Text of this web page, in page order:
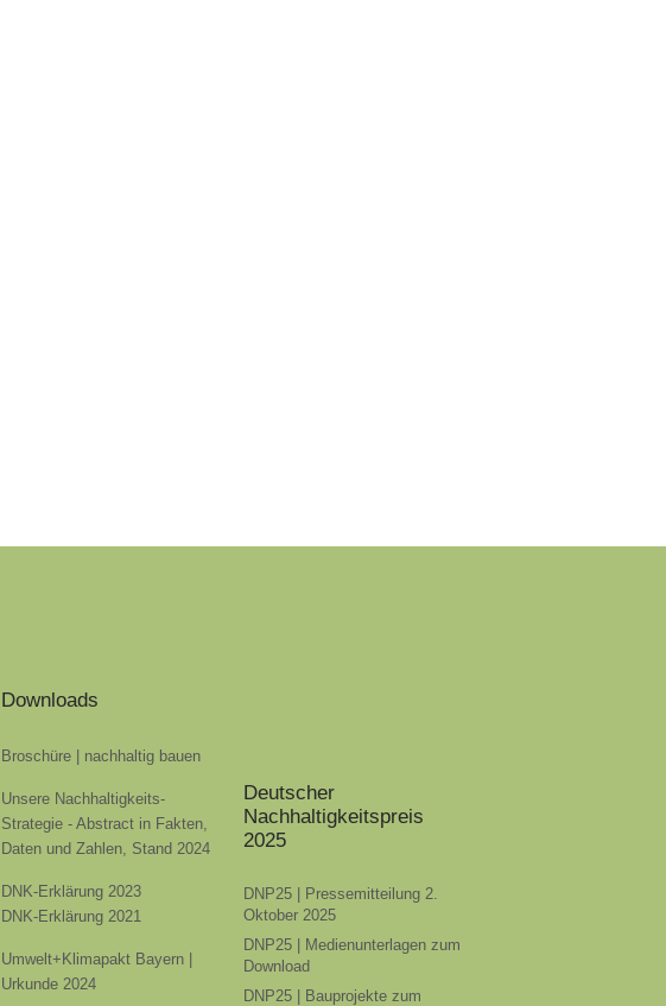
Downloads
Broschüre | nachhaltig bauen
Unsere Nachhaltigkeits-
Strategie - Abstract in Fakten,
Daten und Zahlen, Stand 2024
DNK-Erklärung 2023
DNK-Erklärung 2021
Umwelt+Klimapakt Bayern |
Urkunde 2024
Deutscher
Nachhaltigkeitspreis
2025
DNP25 | Pressemitteilung 2.
Oktober 2025
DNP25 | Medienunterlagen zum
Download
DNP25 | Bauprojekte zum